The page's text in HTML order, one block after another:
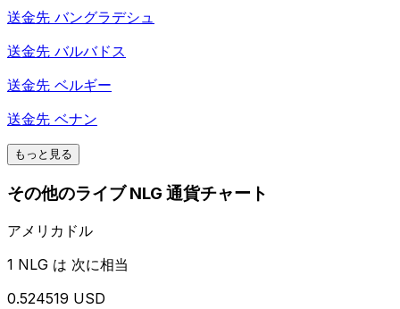
送金先 バングラデシュ
送金先 バルバドス
送金先 ベルギー
送金先 ベナン
もっと見る
その他のライブ NLG 通貨チャート
アメリカドル
1 NLG は 次に相当
0.524519 USD